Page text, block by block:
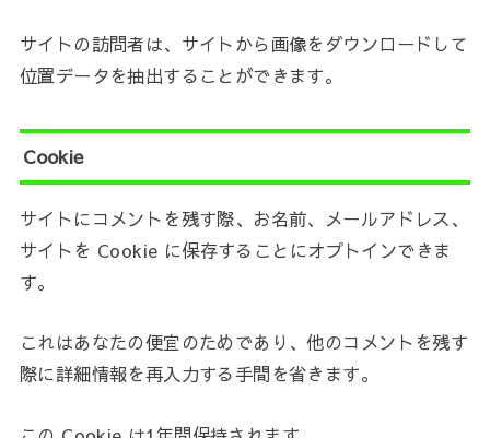
サイトの訪問者は、サイトから画像をダウンロードして
位置データを抽出することができます。
Cookie
サイトにコメントを残す際、お名前、メールアドレス、
サイトを Cookie に保存することにオプトインできま
す。
これはあなたの便宜のためであり、他のコメントを残す
際に詳細情報を再入力する手間を省きます。